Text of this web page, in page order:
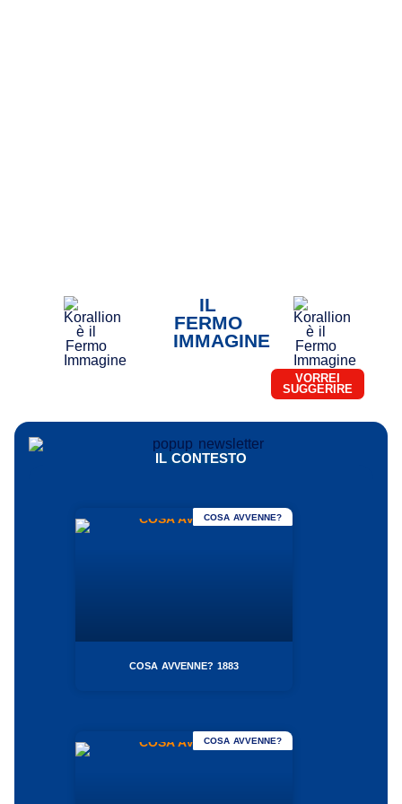
IL
FERMO
IMMAGINE
VORREI
SUGGERIRE
IL CONTESTO
COSA AVVENNE?
COSA AVVENNE? 1883
COSA AVVENNE?